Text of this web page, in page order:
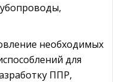
необходимых
для
ППР,